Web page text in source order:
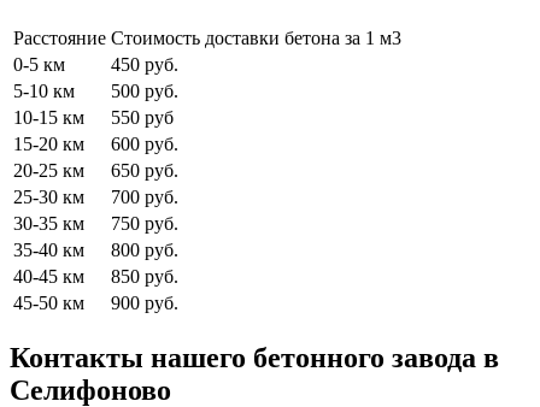
Расстояние Стоимость доставки бетона за 1 м3
0-5 км
450 руб.
5-10 км
500 руб.
10-15 км
550 руб
15-20 км
600 руб.
20-25 км
650 руб.
25-30 км
700 руб.
30-35 км
750 руб.
35-40 км
800 руб.
40-45 км
850 руб.
45-50 км
900 руб.
Контакты нашего бетонного завода в
Селифоново